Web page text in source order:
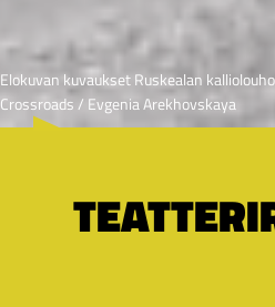
Elokuvan kuvaukset Ruskealan
Crossroads / Evgenia Arekhovskaya